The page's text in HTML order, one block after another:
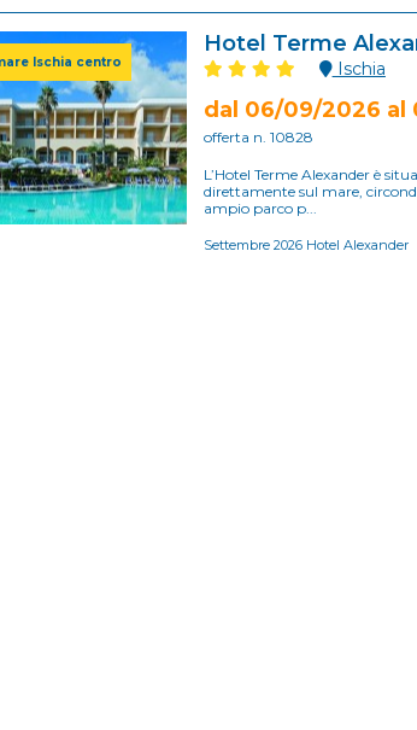
Ischia centro
Hotel Terme
Ischia
dal 06/09/2026 al
offerta n. 10828
L’Hotel Terme Alexander è
direttamente sul mare,
ampio parco p...
Settembre 2026 Hotel Alexander